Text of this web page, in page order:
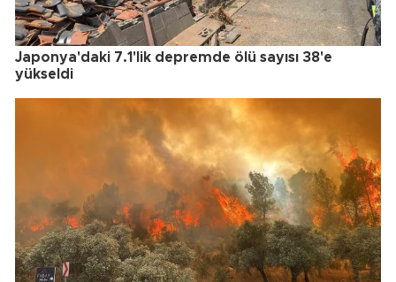
Japonya'daki 7.1'lik depremde ölü sayısı 38'e
yükseldi